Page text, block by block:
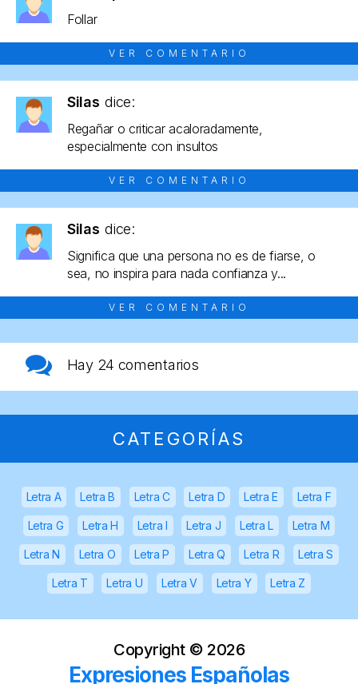
Follar
VER COMENTARIO
Silas dice:
Regañar o criticar acaloradamente,
especialmente con insultos
VER COMENTARIO
Silas dice:
Significa que una persona no es de fiarse, o
sea, no inspira para nada confianza y...
VER COMENTARIO
Hay 24 comentarios
CATEGORÍAS
Letra A Letra B Letra C Letra D Letra E Letra F
Letra G Letra H Letra I Letra J Letra L Letra M
Letra N Letra O Letra P Letra Q Letra R Letra S
Letra T Letra U Letra V Letra Y Letra Z
Copyright © 2026
Expresiones Españolas